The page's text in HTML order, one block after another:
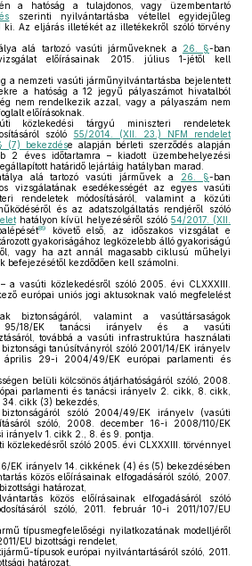
a hatóság a tulajdonos, vagy üzembentartó
szerinti nyilvántartásba vétellel egyidejűleg
ki. Az eljárás illetékét az illetékekről szóló törvény
alá tartozó vasúti járműveknek a 26. §-ban
vizsgálat előírásainak 2015. július 1-jétől kell
a nemzeti vasúti járműnyilvántartásba bejelentett
a hatóság a 12 jegyű pályaszámot hivatalból
nem rendelkezik azzal, vagy a pályaszám nem
előírásoknak.
közlekedési tárgyú miniszteri rendeletek
szóló 55/2014. (XII. 23.) NFM rendelet
(7) bekezdése alapján bérleti szerződés alapján
2 éves időtartamra – kiadott üzembehelyezési
határidő lejártáig hatályban marad.
alá tartozó vasúti járművek a 26. §-ban
vizsgálatának esedékességét az egyes vasúti
rendeletek módosításáról, valamint a közúti
és az adatszolgáltatás rendjéről szóló
hatályon kívül helyezéséről szóló54/2017. (XII.
89
követő első, az időszakos vizsgálat e
gyakoriságához legközelebb álló gyakoriságú
vagy ha azt annál magasabb ciklusú műhelyi
befejezésétől kezdődően kell számolni.
a vasúti közlekedésről szóló 2005. évi CLXXXIII.
európai uniós jogi aktusoknak való megfelelést
biztonságáról, valamint a vasúttársaságok
95/18/EK tanácsi irányelv és a vasúti
továbbá a vasúti infrastruktúra használati
tanúsítványról szóló 2001/14/EK irányelv
április 29-i 2004/49/EK európai parlamenti és
belüli kölcsönös átjárhatóságáról szóló, 2008.
parlamenti és tanácsi irányelv 2. cikk, 8. cikk,
cikk (3) bekezdés,
szóló 2004/49/EK irányelv (vasúti
szóló, 2008. december 16-i 2008/110/EK
irányelv 1. cikk 2., 8. és 9. pontja.
közlekedésről szóló 2005. évi CLXXXIII. törvénnyel
EK irányelv 14. cikkének (4) és (5) bekezdésében
közös előírásainak elfogadásáról szóló, 2007.
határozat,
közös előírásainak elfogadásáról szóló
szóló, 2011. február 10-i 2011/107/EU
típusmegfelelőségi nyilatkozatának modelljéről
EU bizottsági rendelet,
típusok európai nyilvántartásáról szóló, 2011.
határozat,